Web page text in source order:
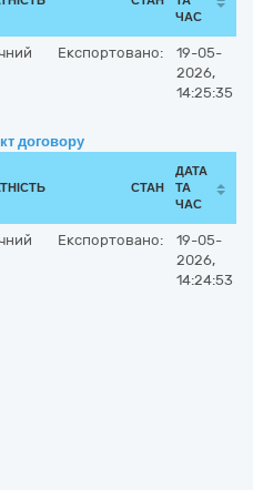
ЧАС
Експортовано:
19-05-
2026,
14:25:35
договору
СТАН
ДАТА
ТА
ЧАС
Експортовано:
19-05-
2026,
14:24:53